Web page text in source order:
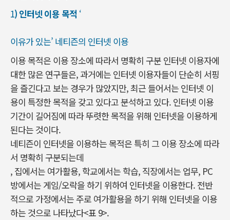
1) 인터넷 이용 목적 ‘
이유가 있는’ 네티즌의 인터넷 이용
이용 목적은 이용 장소에 따라서 명확히 구분 인터넷 이용자에
대한 많은 연구들은, 과거에는 인터넷 이용자들이 단순히 서핑
을 즐긴다고 보는 경우가 많았지만, 최근 들어서는 인터넷 이
용이 특정한 목적을 갖고 있다고 분석하고 있다. 인터넷 이용
기간이 길어짐에 따라 뚜렷한 목적을 위해 인터넷을 이용하게
된다는 것이다.
네티즌이 인터넷을 이용하는 목적은 특히 그 이용 장소에 따라
서 명확히 구분되는데
, 집에서는 여가활용, 학교에서는 학습, 직장에서는 업무, PC
방에서는 게임/오락을 하기 위하여 인터넷을 이용한다. 전반
적으로 가정에서는 주로 여가활용을 하기 위해 인터넷을 이용
하는 것으로 나타났다<표 9>.